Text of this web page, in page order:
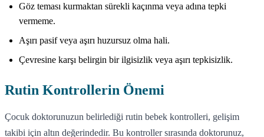
Göz teması kurmaktan sürekli kaçınma veya adına tepki
vermeme.
Aşırı pasif veya aşırı huzursuz olma hali.
Çevresine karşı belirgin bir ilgisizlik veya aşırı tepkisizlik.
Rutin Kontrollerin Önemi
Çocuk doktorunuzun belirlediği rutin bebek kontrolleri, gelişim
takibi için altın değerindedir. Bu kontroller sırasında doktorunuz,